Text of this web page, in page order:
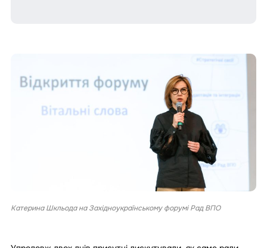
Катерина Шкльода на Західноукраїнському форумі Рад ВПО